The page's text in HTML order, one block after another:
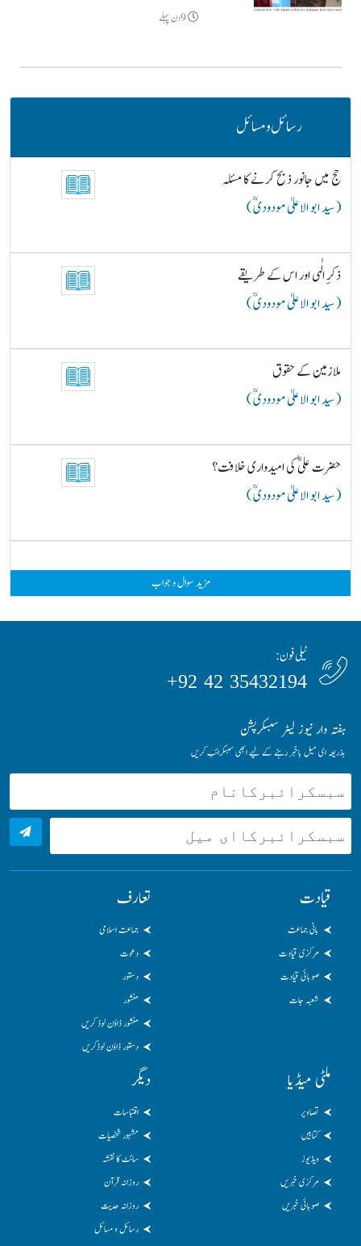
9دن پہلے
رسائل و مسائل
حج میں جانور ذبح کرنے کا مسئلہ
( سید ابو الاعلیٰ مودودیؒ )
ذکرِ الٰہی اور اس کے طریقے
( سید ابو الاعلیٰ مودودیؒ )
ملازمین کے حقوق
( سید ابو الاعلیٰ مودودیؒ )
حضرت علیؓ کی امیدواری خلافت؟
( سید ابو الاعلیٰ مودودیؒ )
مزید سوال و جواب
ٹیلی فون:
35432194 42 92+
ہفتہ وار نیوز لیٹر سبسکرپشن
بذریعہ ای میل باخبر رہنے کے لیے ابھی سبسکرائب کریں
قیادت
بانی جماعت
مرکزی قیادت
صوبائی قیادت
شعبہ جات
تعارف
جماعت اسلامی
دعوت
دستور
منشور
منشور ڈاؤن لوڈ کریں
دستور ڈاؤن لوڈکریں
ملٹی میڈیا
تصاویر
کتابیں
ویڈیوز
مرکزی خبریں
صوبائی خبریں
دیگر
اقتباسات
مشہور شخصیات
سائٹ کا نقشہ
روزانہ قرآن
روزانہ حدیث
رسائل و مسائل